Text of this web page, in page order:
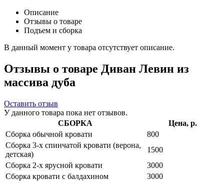
Описание
Отзывы о товаре
Подъем и сборка
В данный момент у товара отсутствует описание.
Отзывы о товаре Диван Левин из
массива дуба
Оставить отзыв
У данного товара пока нет отзывов.
СБОРКА
Цена, р.
Сборка обычной кровати
800
Сборка 3-х спинчатой кровати (верона,
детская)
1500
Сборка 2-х ярусной кровати
3000
Сборка кровати с балдахином
3000